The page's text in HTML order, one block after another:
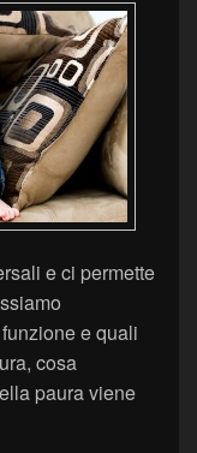
e ci permette
e quali
cosa
paura viene
la paura